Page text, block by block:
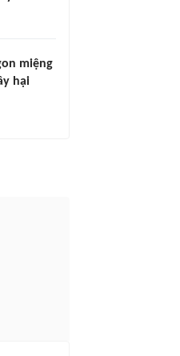
miệng
hại